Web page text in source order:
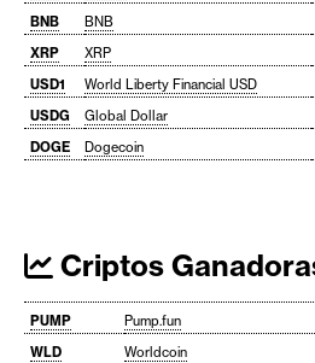
BNB
BNB
XRP
XRP
USD1
World Liberty Financial USD
USDG
Global Dollar
DOGE
Dogecoin
Criptos
PUMP Pump.fun
WLD
Worldcoin